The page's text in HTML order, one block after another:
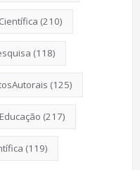
(210)
(118)
(125)
Educação (217)
(119)